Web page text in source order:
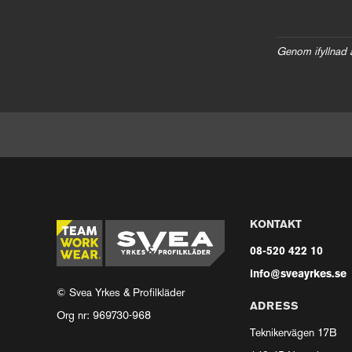
Genom ifyllnad
© Svea Yrkes & Profilkläder
Org nr: 969730-968
KONTAKT
08-520 422 10
info@sveayrkes.se
ADRESS
Teknikervägen 17B